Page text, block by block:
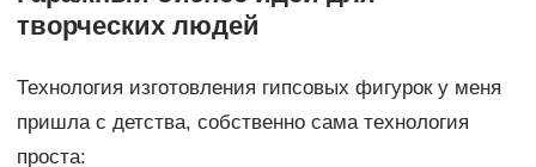
творческих людей
Технология изготовления гипсовых фигурок у меня
пришла с детства, собственно сама технология
проста: